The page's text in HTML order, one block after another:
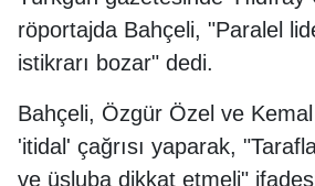
röportajda Bahçeli, "Paralel
istikrarı bozar" dedi.
Bahçeli, Özgür Özel ve Kemal
'itidal' çağrısı yaparak,
ve üsluba dikkat etmeli"